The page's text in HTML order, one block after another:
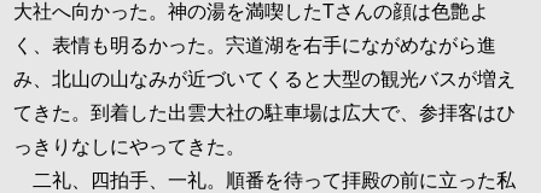
大社へ向かった。神の湯を満喫したTさんの顔は色艶よ
く、表情も明るかった。宍道湖を右手にながめながら進
み、北山の山なみが近づいてくると大型の観光バスが増え
てきた。到着した出雲大社の駐車場は広大で、参拝客はひ
っきりなしにやってきた。
二礼、四拍手、一礼。順番を待って拝殿の前に立った私